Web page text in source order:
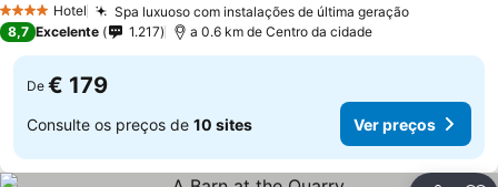
4 EstrelasHotel Spa luxuoso com instalações de última geração
8,7 Excelente 1.217 a 0.6 km de Centro da cidade
De € 179
Consulte os preços de 10 sites Ver preços